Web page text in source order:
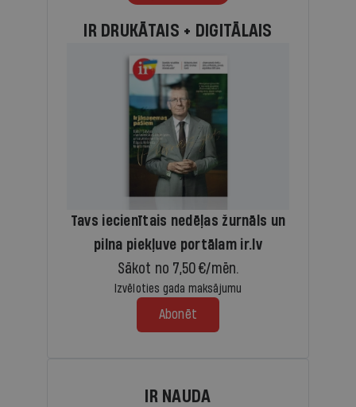
IR DRUKĀTAIS + DIGITĀLAIS
Tavs iecienītais nedēļas žurnāls un
pilna piekļuve portālam ir.lv
Sākot no 7,50 €/mēn.
Izvēloties gada maksājumu
Abonēt
IR NAUDA